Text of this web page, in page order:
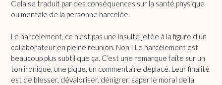
Cela se traduit par des conséquences sur la santé physique
ou mentale de la personne harcelée.
Le harcèlement, ce n’est pas une insulte jetée à la figure d’un
collaborateur en pleine réunion. Non ! Le harcèlement est
beaucoup plus subtil que ça. C’est une remarque faite sur un
ton ironique, une pique, un commentaire déplacé. Leur finalité
est de blesser, dévaloriser, dénigrer, saper le moral de la